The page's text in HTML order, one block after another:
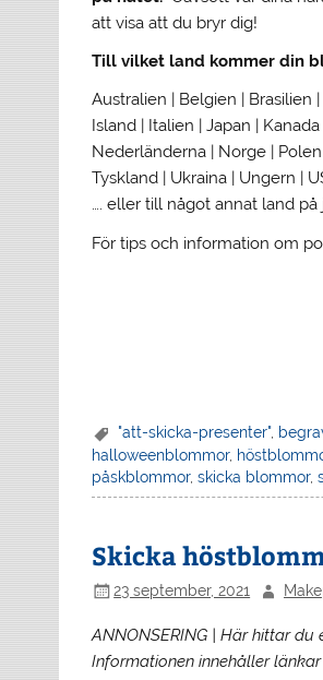
att visa att du bryr dig!
Till vilket land kommer din
Australien | Belgien | Brasilien
Island | Italien | Japan |
Nederländerna | Norge |
Tyskland | Ukraina | Ungern |
…. eller till något annat land
För tips och information om
"att-skicka-presenter",
halloweenblommor,
påskblommor,skicka blommor,
Skicka
23 september, 2021
ANNONSERING | Här hittar
Informationen innehåller